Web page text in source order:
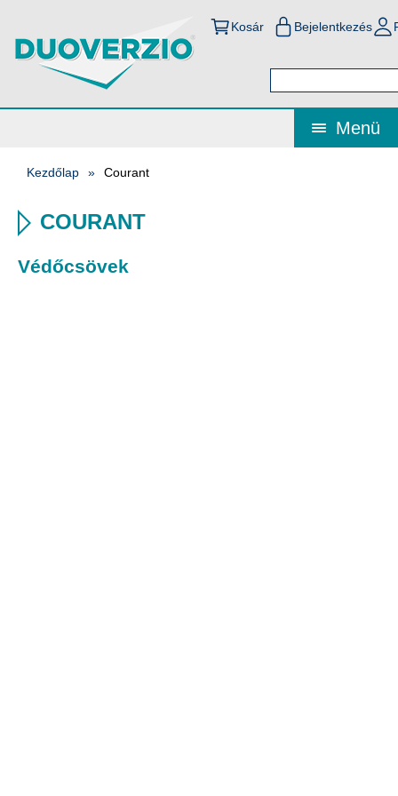
Kosár Bejelentkezés
Menü
Kezdőlap Courant
COURANT
Védőcsövek